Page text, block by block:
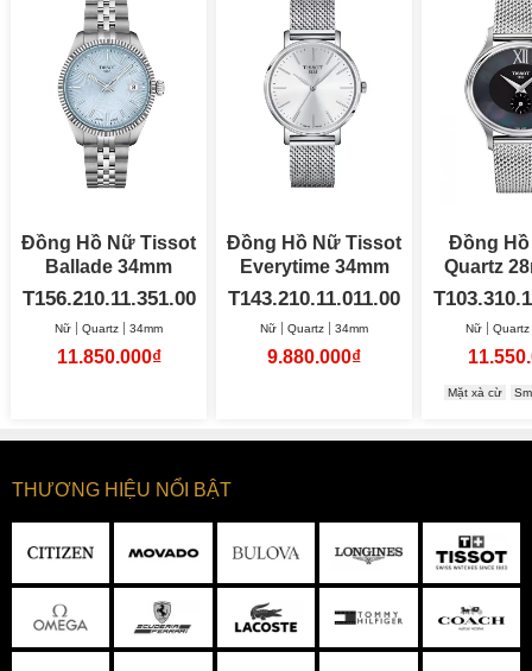
Đồng Hồ Nữ Tissot
Ballade 34mm
T156.210.11.351.00
Nữ Quartz 34mm
11.850.000₫
Đồng Hồ Nữ Tissot
Everytime 34mm
T143.210.11.011.00
Nữ Quartz 34mm
9.880.000₫
Đồng
Nữ Quartz
Mặt xà cừ
THƯƠNG HIỆU NỔI BẬT